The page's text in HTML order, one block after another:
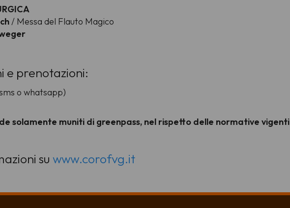
/ Messa del Flauto Magico
e prenotazioni:
o whatsapp)
solamente muniti di greenpass, nel rispetto delle normative vigenti
su www.corofvg.it